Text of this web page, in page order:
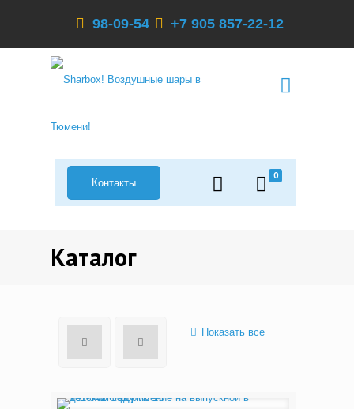
98-09-54 +7 905 857-22-12
0
Контакты
Каталог
Показать все